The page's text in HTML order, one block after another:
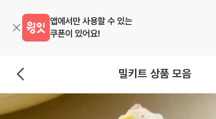
앱에서만 사용할 수 있는
쿠폰이 있어요!
밀키트 상품 모음